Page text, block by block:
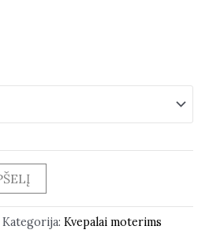
Kategorija: Kvepalai moterims